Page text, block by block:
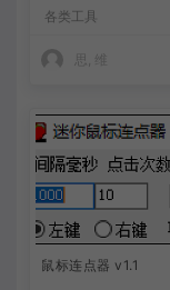
各类工具
思, 维
鼠标连点器 v1.1